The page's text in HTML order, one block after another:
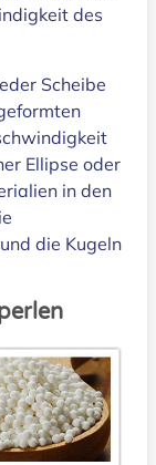
des
Scheibe
Ellipse oder
in den
die Kugeln